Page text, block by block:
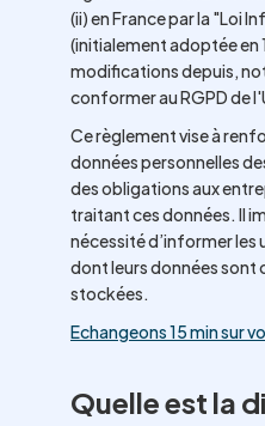
(ii) en France par la "Loi
(initialement adoptée en
modifications depuis,
conformer au RGPD de
Ce règlement vise à
données personnelles
des obligations aux
traitant ces données. Il
nécessité d’informer les
dont leurs données sont
stockées.
Echangeons 15 min sur
Quelle est la